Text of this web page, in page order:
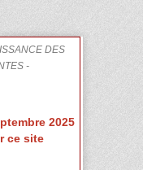
DES
-
2025
ce site